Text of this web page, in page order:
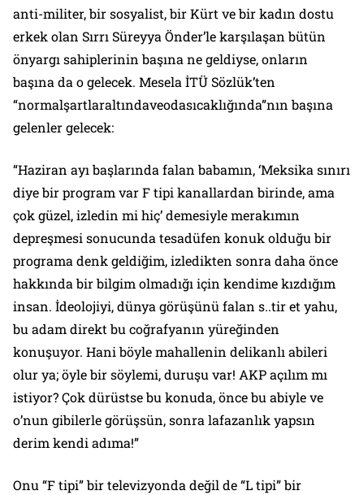
anti-militer, bir sosyalist, bir Kürt ve bir kadın dostu
erkek olan Sırrı Süreyya Önder’le karşılaşan bütün
önyargı sahiplerinin başına ne geldiyse, onların
başına da o gelecek. Mesela İTÜ Sözlük’ten
“normalşartlaraltındaveodasıcaklığında”nın başına
gelenler gelecek:
“Haziran ayı başlarında falan babamın, ‘Meksika sınırı
diye bir program var F tipi kanallardan birinde, ama
çok güzel, izledin mi hiç’ demesiyle merakımın
depreşmesi sonucunda tesadüfen konuk olduğu bir
programa denk geldiğim, izledikten sonra daha önce
hakkında bir bilgim olmadığı için kendime kızdığım
insan. İdeolojiyi, dünya görüşünü falan s..tir et yahu,
bu adam direkt bu coğrafyanın yüreğinden
konuşuyor. Hani böyle mahallenin delikanlı abileri
olur ya; öyle bir söylemi, duruşu var! AKP açılım mı
istiyor? Çok dürüstse bu konuda, önce bu abiyle ve
o’nun gibilerle görüşsün, sonra lafazanlık yapsın
derim kendi adıma!”
Onu “F tipi” bir televizyonda değil de “L tipi” bir